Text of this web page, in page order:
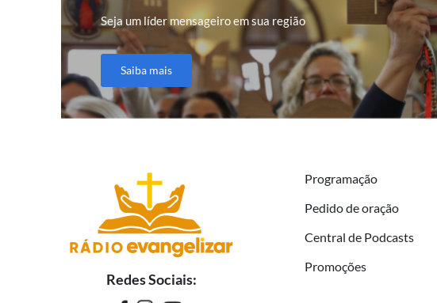
Seja um líder mensageiro em sua região
Saiba mais
Redes Sociais:
Programação
Pedido de oração
Central de Podcasts
Promoções